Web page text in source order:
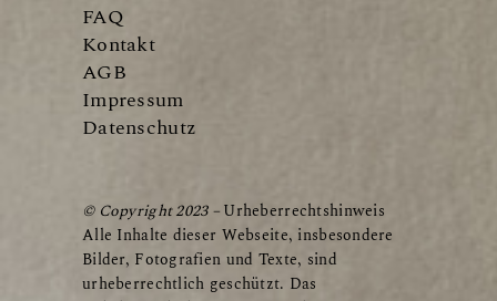
FAQ
Kontakt
AGB
Impressum
Datenschutz
© Copyright 2023 –Urheberrechtshinweis
Alle Inhalte dieser Webseite, insbesondere
Bilder, Fotografien und Texte, sind
urheberrechtlich geschützt. Das